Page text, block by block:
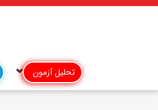
تحلیل آزمون